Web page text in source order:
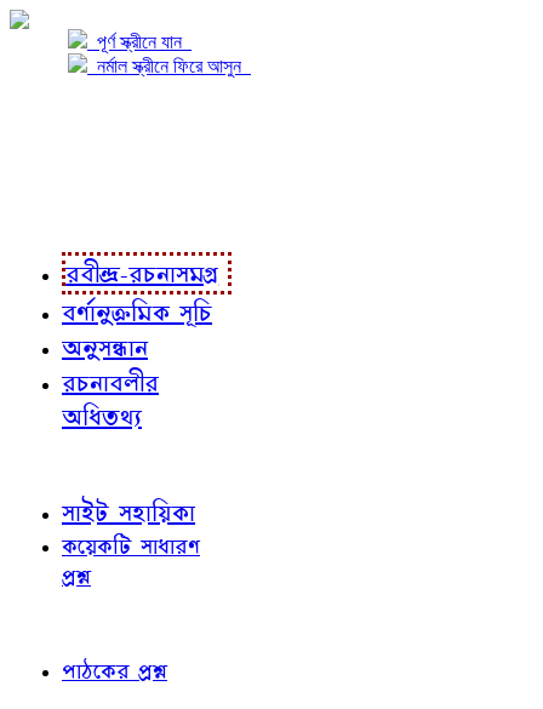
পূর্ণ স্ক্রীনে যান
নর্মাল স্ক্রীনে ফিরে আসুন
রবীন্দ্র-রচনাসমগ্র
বর্ণানুক্রমিক সূচি
অনুসন্ধান
রচনাবলীর
অধিতথ্য
সাইট সহায়িকা
কয়েকটি সাধারণ
প্রশ্ন
পাঠকের প্রশ্ন